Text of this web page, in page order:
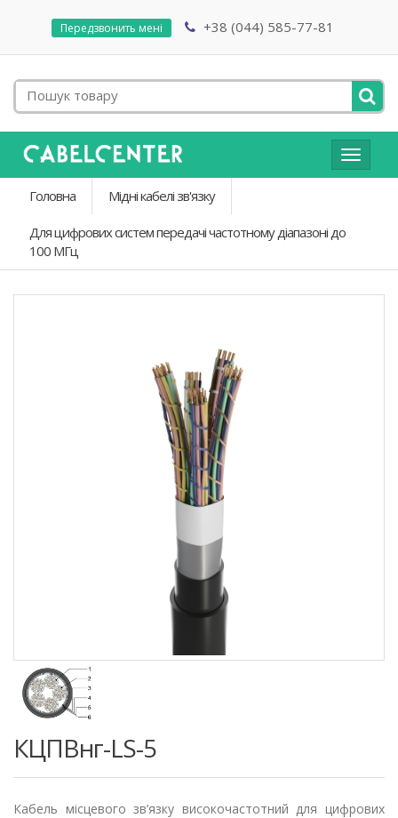
Передзвонить мені +38 (044) 585-77-81
Toggle
Головна
Мідні кабелі зв'язку
Для цифрових систем передачі частотному діапазоні до
100 МГц
КЦПВнг-LS-5
Кабель місцевого зв’язку високочастотний для цифрових